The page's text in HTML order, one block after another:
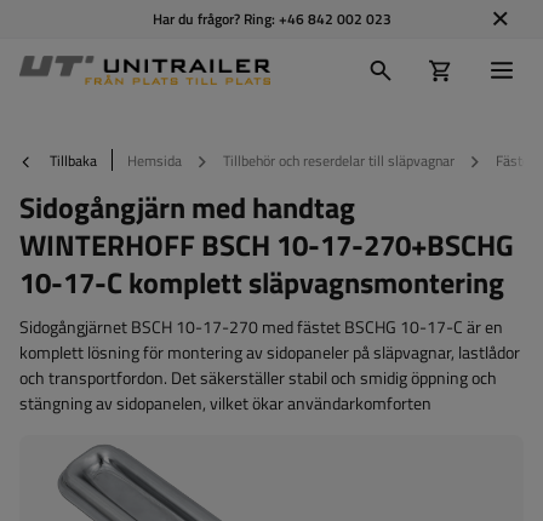
Har du frågor? Ring: +46 842 002 023
Tillbaka Hemsida Tillbehör och reserdelar till släpvagnar Fästen
Sidogångjärn med handtag
WINTERHOFF BSCH 10-17-270+BSCHG
10-17-C komplett släpvagnsmontering
Sidogångjärnet BSCH 10-17-270 med fästet BSCHG 10-17-C är en
komplett lösning för montering av sidopaneler på släpvagnar, lastlådor
och transportfordon. Det säkerställer stabil och smidig öppning och
stängning av sidopanelen, vilket ökar användarkomforten